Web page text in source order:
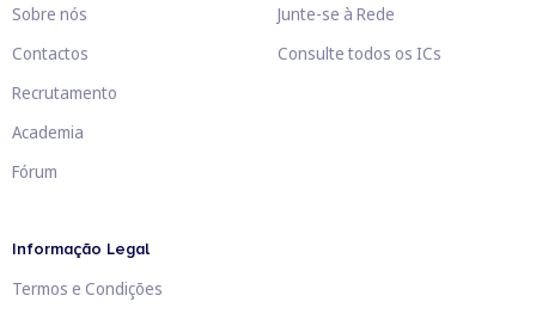
Sobre nós
Contactos
Recrutamento
Academia
Fórum
Junte-se à Rede
Consulte todos os ICs
Informação Legal
Termos e Condições